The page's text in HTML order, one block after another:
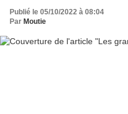
Publié le 05/10/2022 à 08:04
Par Moutie